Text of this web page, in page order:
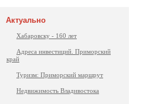
Актуально
Хабаровску - 160 лет
Адреса инвестиций. Приморский
край
Туризм: Приморский маршрут
Недвижимость Владивостока